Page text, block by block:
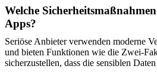
Welche
Apps?
Seriöse Anbieter verwenden moderne
und bieten Funktionen wie die Zwei-
sicherzustellen, dass die sensiblen